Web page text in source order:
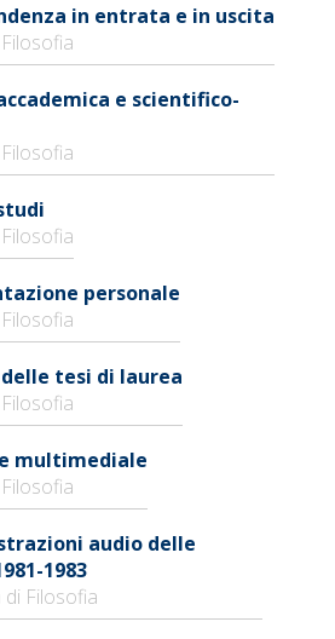
in entrata e in uscita
e scientifico-
personale
delle tesi di laurea
multimediale
audio delle
1983
Filosofia